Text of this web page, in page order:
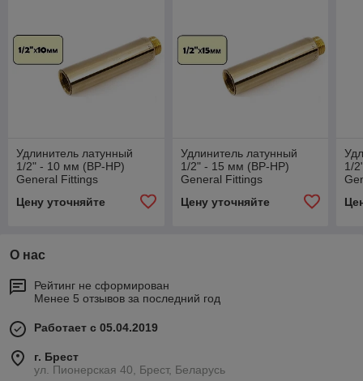
Удлинитель латунный
1/2" - 10 мм (ВР-НР)
General Fittings
Цену уточняйте
Удлинитель латунный
1/2" - 15 мм (ВР-НР)
General Fittings
Цену уточняйте
1/
О нас
Рейтинг не сформирован
Менее 5 отзывов за последний год
Работает с 05.04.2019
г. Брест
ул. Пионерская 40, Брест, Беларусь